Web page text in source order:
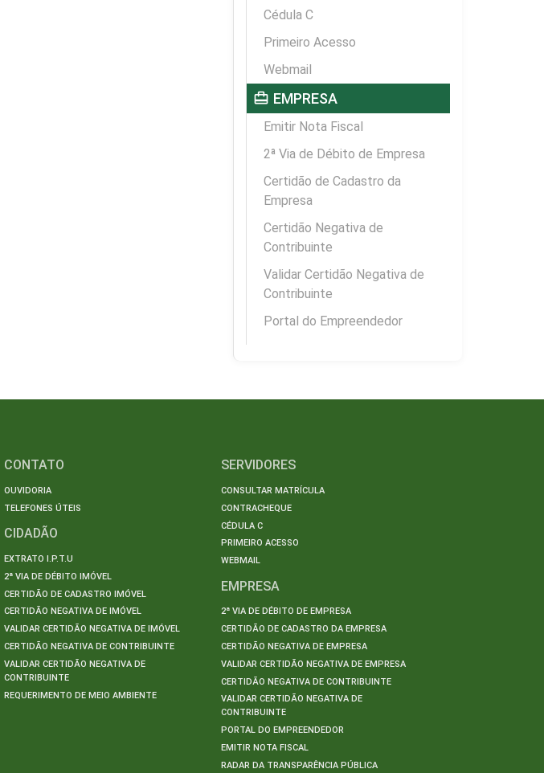
Cédula C
Primeiro Acesso
Webmail
card_travel EMPRESA
Emitir Nota Fiscal
2ª Via de Débito de Empresa
Certidão de Cadastro da
Empresa
Certidão Negativa de
Contribuinte
Validar Certidão Negativa de
Contribuinte
Portal do Empreendedor
CONTATO
OUVIDORIA
TELEFONES ÚTEIS
CIDADÃO
EXTRATO I.P.T.U
2ª VIA DE DÉBITO IMÓVEL
CERTIDÃO DE CADASTRO IMÓVEL
CERTIDÃO NEGATIVA DE IMÓVEL
VALIDAR CERTIDÃO NEGATIVA DE IMÓVEL
CERTIDÃO NEGATIVA DE CONTRIBUINTE
VALIDAR CERTIDÃO NEGATIVA DE
CONTRIBUINTE
REQUERIMENTO DE MEIO AMBIENTE
SERVIDORES
CONSULTAR MATRÍCULA
CONTRACHEQUE
CÉDULA C
PRIMEIRO ACESSO
WEBMAIL
EMPRESA
2ª VIA DE DÉBITO DE EMPRESA
CERTIDÃO DE CADASTRO DA EMPRESA
CERTIDÃO NEGATIVA DE EMPRESA
VALIDAR CERTIDÃO NEGATIVA DE EMPRESA
CERTIDÃO NEGATIVA DE CONTRIBUINTE
VALIDAR CERTIDÃO NEGATIVA DE
CONTRIBUINTE
PORTAL DO EMPREENDEDOR
EMITIR NOTA FISCAL
RADAR DA TRANSPARÊNCIA PÚBLICA